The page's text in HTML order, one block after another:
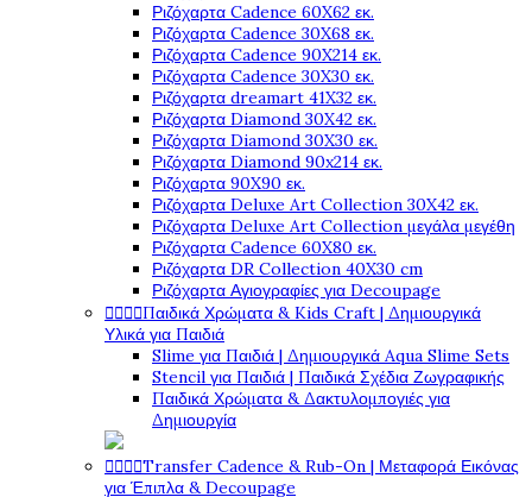
Ριζόχαρτα Cadence 60X62 εκ.
Ριζόχαρτα Cadence 30X68 εκ.
Ριζόχαρτα Cadence 90X214 εκ.
Ριζόχαρτα Cadence 30X30 εκ.
Ριζόχαρτα dreamart 41X32 εκ.
Ριζόχαρτα Diamond 30X42 εκ.
Ριζόχαρτα Diamond 30X30 εκ.
Ριζόχαρτα Diamond 90x214 εκ.
Ριζόχαρτα 90X90 εκ.
Ριζόχαρτα Deluxe Art Collection 30X42 εκ.
Ριζόχαρτα Deluxe Art Collection μεγάλα μεγέθη
Ριζόχαρτα Cadence 60X80 εκ.
Ριζόχαρτα DR Collection 40X30 cm
Ριζόχαρτα Αγιογραφίες για Decoupage
Παιδικά Χρώματα & Kids Craft | Δημιουργικά
Υλικά για Παιδιά
Slime για Παιδιά | Δημιουργικά Aqua Slime Sets
Stencil για Παιδιά | Παιδικά Σχέδια Ζωγραφικής
Παιδικά Χρώματα & Δακτυλομπογιές για
Δημιουργία
Transfer Cadence & Rub-On | Μεταφορά Εικόνας
για Έπιπλα & Decoupage